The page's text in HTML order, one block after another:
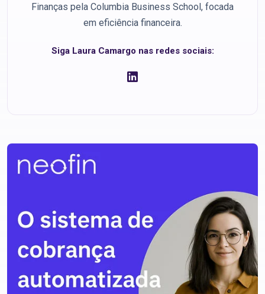
Finanças pela Columbia Business School, focada
em eficiência financeira.
Siga Laura Camargo nas redes sociais: